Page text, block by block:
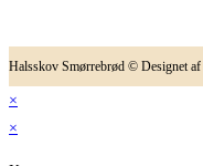
Halsskov Smørrebrød © Designet af
×
×